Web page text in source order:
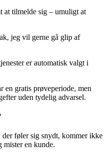
at tilmelde sig – umuligt at
jeg vil gerne gå glip af
er automatisk valgt i
en gratis prøveperiode, men
uden tydelig advarsel.
føler sig snydt, kommer ikke
mister en kunde.